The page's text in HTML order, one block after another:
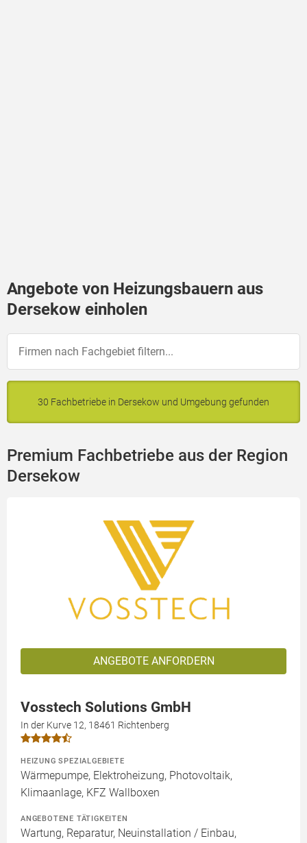
Angebote von Heizungsbauern aus
Dersekow einholen
30 Fachbetriebe in Dersekow und Umgebung gefunden
Premium Fachbetriebe aus der Region
Dersekow
ANGEBOTE ANFORDERN
Vosstech Solutions GmbH
In der Kurve 12, 18461 Richtenberg
HEIZUNG SPEZIALGEBIETE
Wärmepumpe, Elektroheizung, Photovoltaik,
Klimaanlage, KFZ Wallboxen
ANGEBOTENE TÄTIGKEITEN
Wartung, Reparatur, Neuinstallation / Einbau,